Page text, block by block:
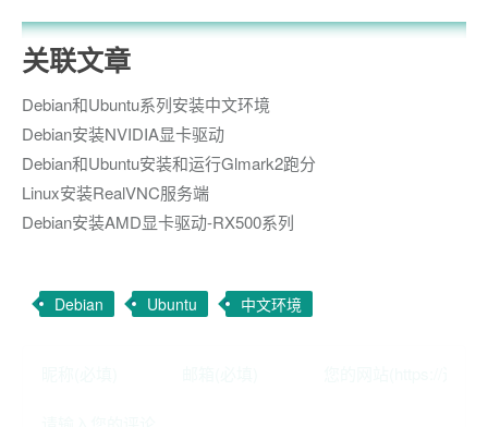
关联文章
Debian和Ubuntu系列安装中文环境
Debian安装NVIDIA显卡驱动
Debian和Ubuntu安装和运行Glmark2跑分
Linux安装RealVNC服务端
Debian安装AMD显卡驱动-RX500系列
Debian Ubuntu 中文环境